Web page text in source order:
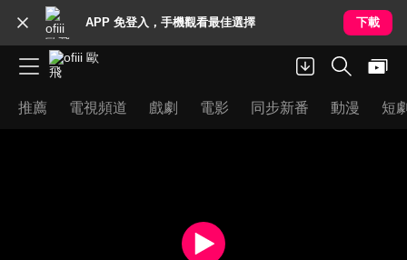
APP 免登入，手機觀看最佳選擇 下載
推薦 電視頻道 戲劇 電影 同步新番 動漫 短